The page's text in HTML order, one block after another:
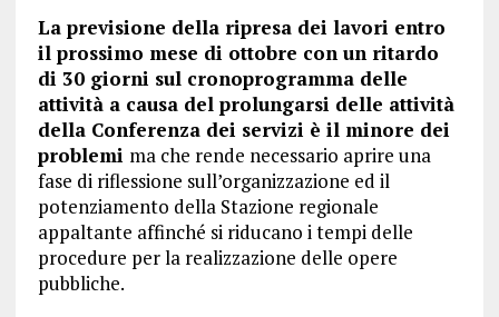
La previsione della ripresa dei lavori entro
il prossimo mese di ottobre con un ritardo
di 30 giorni sul cronoprogramma delle
attività a causa del prolungarsi delle attività
della Conferenza dei servizi è il minore dei
problemi ma che rende necessario aprire una
fase di riflessione sull’organizzazione ed il
potenziamento della Stazione regionale
appaltante affinché si riducano i tempi delle
procedure per la realizzazione delle opere
pubbliche.